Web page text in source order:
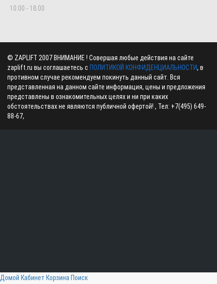
10:00 - 18:00
© ZAPLIFT 2007 ВНИМАНИЕ ! Совершая любые действия на сайте
zaplift.ru вы соглашаетесь с ПОЛИТИКОЙ КОНФИДЕНЦИАЛЬНОСТИ, в
противном случае рекомендуем покинуть данный сайт. Вся
представленная на данном сайте информация, цены и предложения
представлены в ознакомительных целях и ни при каких
обстоятельствах не являются публичной офертой! , Тел: +7(495) 649-
88-67,
Домой Кабинет Корзина Поиск